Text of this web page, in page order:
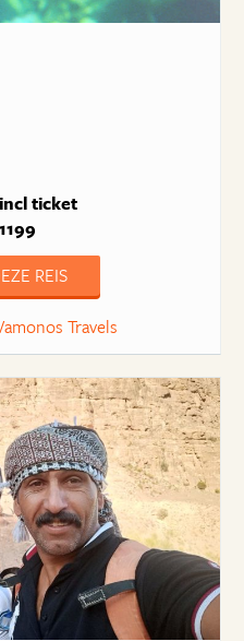
incl ticket
REIS
Travels